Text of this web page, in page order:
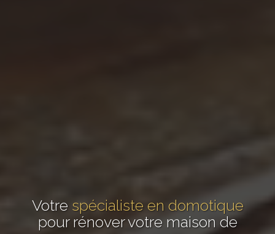
Votre spécialiste en domotique
pour rénover votre maison de